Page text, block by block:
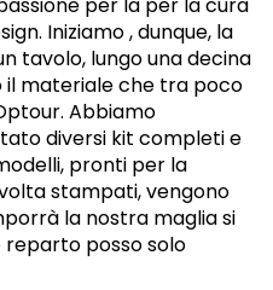
per la per la cura
Iniziamo , dunque, la
tavolo, lungo una decina
il materiale che tra poco
Abbiamo
diversi kit completi e
pronti per la
stampati, vengono
la nostra maglia si
reparto posso solo